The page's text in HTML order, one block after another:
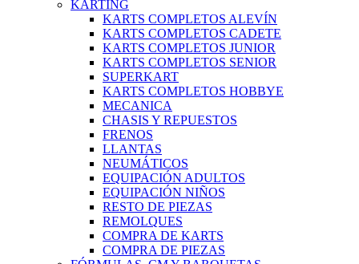
KARTING
KARTS COMPLETOS ALEVÍN
KARTS COMPLETOS CADETE
KARTS COMPLETOS JUNIOR
KARTS COMPLETOS SENIOR
SUPERKART
KARTS COMPLETOS HOBBYE
MECANICA
CHASIS Y REPUESTOS
FRENOS
LLANTAS
NEUMÁTICOS
EQUIPACIÓN ADULTOS
EQUIPACIÓN NIÑOS
RESTO DE PIEZAS
REMOLQUES
COMPRA DE KARTS
COMPRA DE PIEZAS